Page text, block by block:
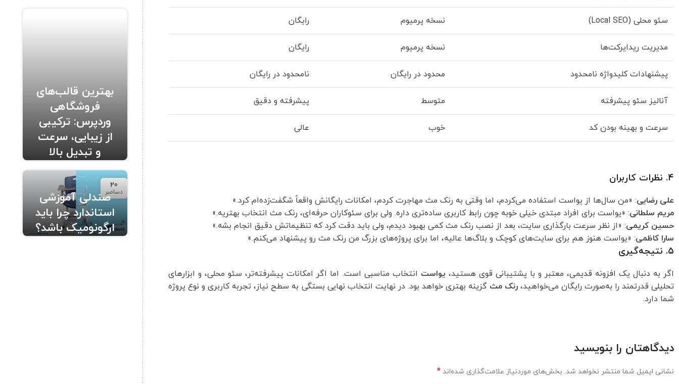
سئو محلی (Local SEO) نسخه پرمیوم رایگان
مدیریت ریدایرکت‌ها نسخه پرمیوم رایگان
پیشنهادات کلیدواژه نامحدود محدود در رایگان نامحدود در رایگان
آنالیز سئو پیشرفته متوسط پیشرفته و دقیق
سرعت و بهینه بودن کد خوب عالی
۴. نظرات کاربران
علی رضایی: «من سال‌ها از یواست استفاده می‌کردم، اما وقتی به رنک مث مهاجرت کردم، امکانات رایگانش واقعاً شگفت‌زده‌ام کرد.»
مریم سلطانی: «یواست برای افراد مبتدی خیلی خوبه چون رابط کاربری ساده‌تری داره. ولی برای سئوکاران حرفه‌ای، رنک مث انتخاب بهتریه.»
حسین کریمی: «از نظر سرعت بارگذاری سایت، بعد از نصب رنک مث کمی بهبود دیدم، ولی باید دقت کرد که تنظیماتش دقیق انجام بشه.»
سارا کاظمی: «یواست هنوز هم برای سایت‌های کوچک و بلاگ‌ها عالیه، اما برای پروژه‌های بزرگ من رنک مث رو پیشنهاد می‌کنم.»
۵. نتیجه‌گیری
اگر به دنبال یک افزونه قدیمی، معتبر و با پشتیبانی قوی هستید، یواست انتخاب مناسبی است. اما اگر امکانات پیشرفته‌تر، سئو محلی، و ابزارهای
تحلیلی قدرتمند را به‌صورت رایگان می‌خواهید،رنک مث گزینه بهتری خواهد بود. در نهایت انتخاب نهایی بستگی به سطح نیاز، تجربه کاربری و نوع پروژه
شما دارد.
دیدگاهتان را بنویسید
نشانی ایمیل شما منتشر نخواهد شد. بخش‌های موردنیاز علامت‌گذاری شده‌اند *
بهترین قالب‌های
فروشگاهی
وردپرس: ترکیبی
از زیبایی، سرعت
و تبدیل بالا
20
دسامبرصندلی آموزشی
استاندارد چرا باید
ارگونومیک باشد؟